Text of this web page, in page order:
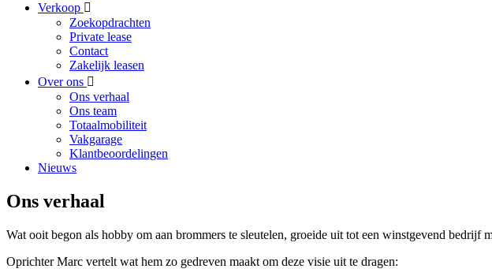
Verkoop
Zoekopdrachten
Private lease
Contact
Zakelijk leasen
Over ons
Ons verhaal
Ons team
Totaalmobiliteit
Vakgarage
Klantbeoordelingen
Nieuws
Ons verhaal
Wat ooit begon als hobby om aan brommers te sleutelen, groeide uit tot een winstgevend
Oprichter Marc vertelt wat hem zo gedreven maakt om deze visie uit te dragen: